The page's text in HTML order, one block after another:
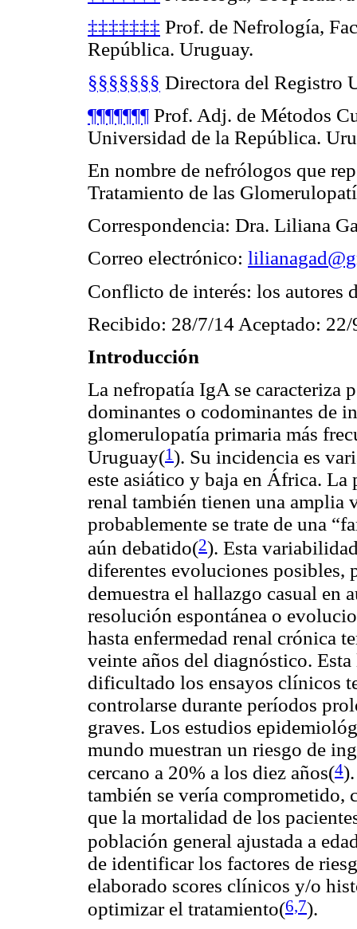
‡‡‡‡‡‡‡ Prof. de Nefrología,
República. Uruguay.
§§§§§§§ Directora del Registro
¶¶¶¶¶¶¶ Prof. Adj. de Métodos
Universidad de la República.
En nombre de nefrólogos que
Tratamiento de las
Correspondencia: Dra. Liliana
Correo electrónico:
Conflicto de interés: los autores
Recibido: 28/7/14 Aceptado:
Introducción
La nefropatía IgA se caracteriza
dominantes o codominantes de
glomerulopatía primaria más
Uruguay(1). Su incidencia es
este asiático y baja en África.
renal también tienen una amplia
probablemente se trate de una
aún debatido(2). Esta
diferentes evoluciones posibles,
demuestra el hallazgo casual en
resolución espontánea o
hasta enfermedad renal crónica
veinte años del diagnóstico.
dificultado los ensayos clínicos
controlarse durante períodos
graves. Los estudios
mundo muestran un riesgo de
cercano a 20% a los diez años(4)
también se vería comprometido,
que la mortalidad de los
población general ajustada a
de identificar los factores de
elaborado scores clínicos y/o
optimizar el tratamiento(6,7).